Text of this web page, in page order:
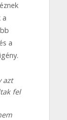
a
a
azt
fel